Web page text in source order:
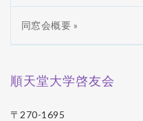
同窓会概要 »
順天堂大学啓友会
〒270-1695